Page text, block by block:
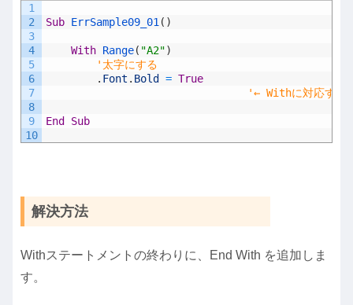
1
2
3
4
5
6
7
8
9
10
Sub ErrSample09_01 ( )
With Range( "A2")
'太字にする
. Font . Bold = True
'← Withに対応する
End Sub
解決方法
Withステートメントの終わりに、End With を追加しま
す。